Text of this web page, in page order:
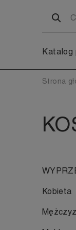
Katalog
Strona
Kobieta